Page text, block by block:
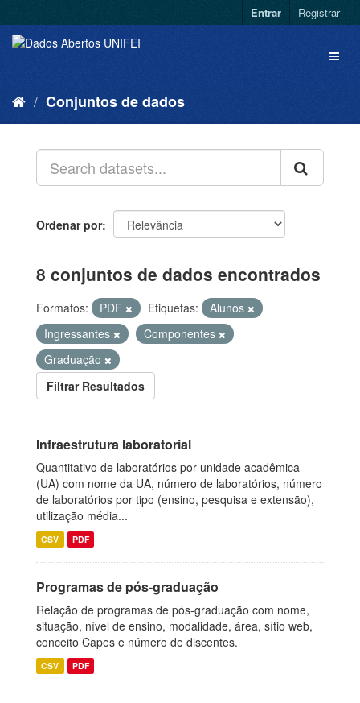
Entrar Registrar
Conjuntos de dados
Ordenar por
8 conjuntos de dados encontrados
Formatos: PDF Etiquetas:
Alunos
Ingressantes
Componentes
Graduação
Filtrar Resultados
Infraestrutura laboratorial
Quantitativo de laboratórios por unidade acadêmica
(UA) com nome da UA, número de laboratórios, número
de laboratórios por tipo (ensino, pesquisa e extensão),
utilização média...
CSV PDF
Programas de pós-graduação
Relação de programas de pós-graduação com nome,
situação, nível de ensino, modalidade, área, sítio web,
conceito Capes e número de discentes.
CSV PDF